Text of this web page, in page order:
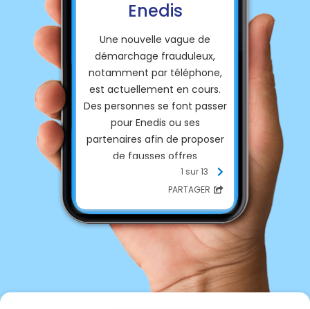
Enedis
Une nouvelle vague de
démarchage frauduleux,
notamment par téléphone,
est actuellement en cours.
Des personnes se font passer
pour Enedis ou ses
partenaires afin de proposer
de fausses offres
commerciales ou d’obtenir
des informations
- Les interventions d’Enedis
relèvent exclusivement de
missions de service public,
comme le raccordement, la
1 sur 13
PARTAGER